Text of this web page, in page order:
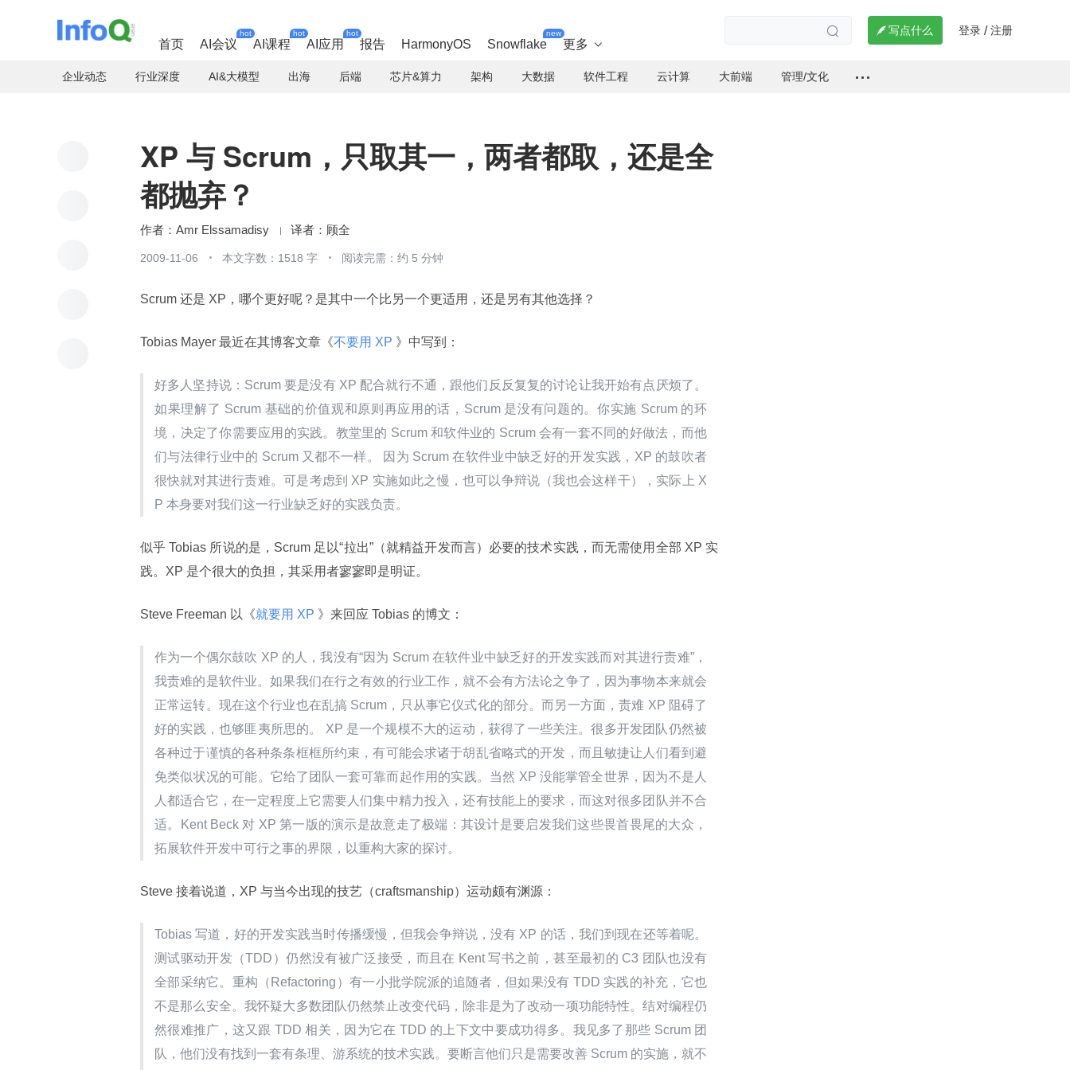
首页 AI会议
hot
AI课程
hot
AI应用
hot
报告 HarmonyOS Snowflake
new
更多 
  写点什么 登录 / 注册
企业动态 行业深度 AI&大模型 出海 后端 芯片&算力 架构 大数据 软件工程 云计算 大前端 管理/文化
XP 与 Scrum，只取其一，两者都取，还是全
都抛弃？
Amr Elssamadisy 顾全
2009-11-06 本文字数：1518 字 阅读完需：约 5 分钟
Scrum 还是 XP，哪个更好呢？是其中一个比另一个更适用，还是另有其他选择？
Tobias Mayer 最近在其博客文章《不要用 XP 》中写到：
好多人坚持说：Scrum 要是没有 XP 配合就行不通，跟他们反反复复的讨论让我开始有点厌烦了。
如果理解了 Scrum 基础的价值观和原则再应用的话，Scrum 是没有问题的。你实施 Scrum 的环
境，决定了你需要应用的实践。教堂里的 Scrum 和软件业的 Scrum 会有一套不同的好做法，而他
们与法律行业中的 Scrum 又都不一样。 因为 Scrum 在软件业中缺乏好的开发实践，XP 的鼓吹者
很快就对其进行责难。可是考虑到 XP 实施如此之慢，也可以争辩说（我也会这样干），实际上 X
P 本身要对我们这一行业缺乏好的实践负责。
似乎 Tobias 所说的是，Scrum 足以“拉出”（就精益开发而言）必要的技术实践，而无需使用全部 XP 实
践。XP 是个很大的负担，其采用者寥寥即是明证。
Steve Freeman 以《就要用 XP 》来回应 Tobias 的博文：
作为一个偶尔鼓吹 XP 的人，我没有“因为 Scrum 在软件业中缺乏好的开发实践而对其进行责难”，
我责难的是软件业。如果我们在行之有效的行业工作，就不会有方法论之争了，因为事物本来就会
正常运转。现在这个行业也在乱搞 Scrum，只从事它仪式化的部分。而另一方面，责难 XP 阻碍了
好的实践，也够匪夷所思的。 XP 是一个规模不大的运动，获得了一些关注。很多开发团队仍然被
各种过于谨慎的各种条条框框所约束，有可能会求诸于胡乱省略式的开发，而且敏捷让人们看到避
免类似状况的可能。它给了团队一套可靠而起作用的实践。当然 XP 没能掌管全世界，因为不是人
人都适合它，在一定程度上它需要人们集中精力投入，还有技能上的要求，而这对很多团队并不合
适。Kent Beck 对 XP 第一版的演示是故意走了极端：其设计是要启发我们这些畏首畏尾的大众，
拓展软件开发中可行之事的界限，以重构大家的探讨。
Steve 接着说道，XP 与当今出现的技艺（craftsmanship）运动颇有渊源：
Tobias 写道，好的开发实践当时传播缓慢，但我会争辩说，没有 XP 的话，我们到现在还等着呢。
测试驱动开发（TDD）仍然没有被广泛接受，而且在 Kent 写书之前，甚至最初的 C3 团队也没有
全部采纳它。重构（Refactoring）有一小批学院派的追随者，但如果没有 TDD 实践的补充，它也
不是那么安全。我怀疑大多数团队仍然禁止改变代码，除非是为了改动一项功能特性。结对编程仍
然很难推广，这又跟 TDD 相关，因为它在 TDD 的上下文中要成功得多。我见多了那些 Scrum 团
队，他们没有找到一套有条理、游系统的技术实践。要断言他们只是需要改善 Scrum 的实施，就不